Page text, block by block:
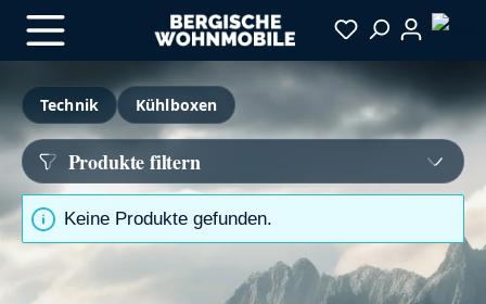
Zum Hauptinhalt springen
Technik
Kühlboxen
Produkte filtern
Keine Produkte gefunden.